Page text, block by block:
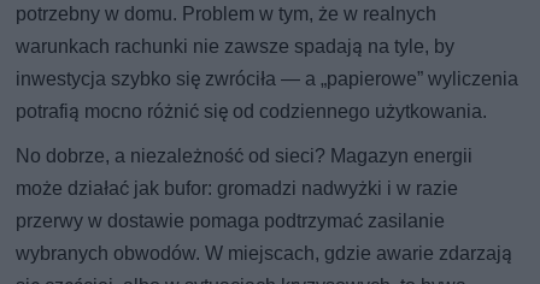
potrzebny w domu. Problem w tym, że w realnych
warunkach rachunki nie zawsze spadają na tyle, by
inwestycja szybko się zwróciła — a „papierowe” wyliczenia
potrafią mocno różnić się od codziennego użytkowania.
No dobrze, a niezależność od sieci? Magazyn energii
może działać jak bufor: gromadzi nadwyżki i w razie
przerwy w dostawie pomaga podtrzymać zasilanie
wybranych obwodów. W miejscach, gdzie awarie zdarzają